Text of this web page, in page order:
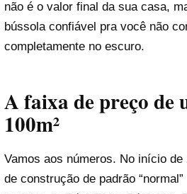
não é o valor final da sua casa,
bússola confiável pra você não
completamente no escuro.
A faixa de preço de
100m²
Vamos aos números. No início de
de construção de padrão